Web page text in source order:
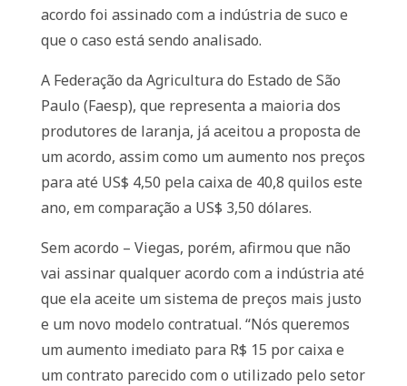
acordo foi assinado com a indústria de suco e
que o caso está sendo analisado.
A Federação da Agricultura do Estado de São
Paulo (Faesp), que representa a maioria dos
produtores de laranja, já aceitou a proposta de
um acordo, assim como um aumento nos preços
para até US$ 4,50 pela caixa de 40,8 quilos este
ano, em comparação a US$ 3,50 dólares.
Sem acordo – Viegas, porém, afirmou que não
vai assinar qualquer acordo com a indústria até
que ela aceite um sistema de preços mais justo
e um novo modelo contratual. “Nós queremos
um aumento imediato para R$ 15 por caixa e
um contrato parecido com o utilizado pelo setor